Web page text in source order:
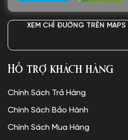
XEM CHỈ ĐƯỜNG TRÊN MAPS
Hỗ trợ khách hàng
Chính Sách Trả Hàng
Chính Sách Bảo Hành
Chính Sách Mua Hàng